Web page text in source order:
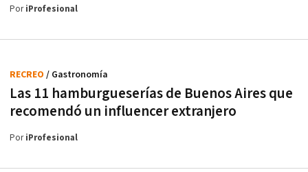
PoriProfesional
Las 11 hamburgueserías de Buenos Aires que
recomendó un influencer extranjero
RECREO / Gastronomía
PoriProfesional